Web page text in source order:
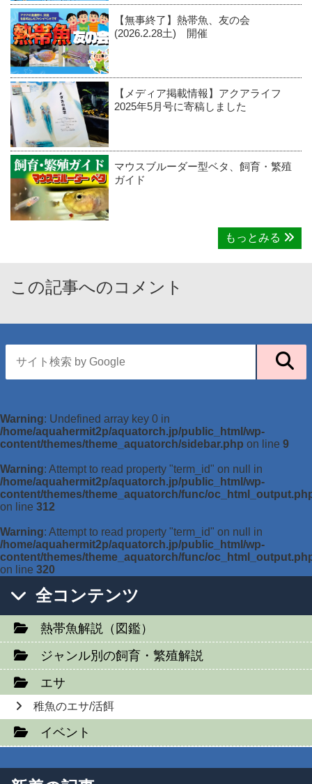
【無事終了】熱帯魚、友の会
(2026.2.28土) 開催
【メディア掲載情報】アクアライフ
2025年5月号に寄稿しました
マウスブルーダー型ベタ、飼育・繁殖
ガイド
もっとみる
この記事へのコメント
Warning: Undefined array key 0 in
/home/aquahermit2p/aquatorch.jp/public_html/wp-
content/themes/theme_aquatorch/sidebar.php on line 9
Warning: Attempt to read property "term_id" on null in
/home/aquahermit2p/aquatorch.jp/public_html/wp-
content/themes/theme_aquatorch/func/
on line 312
Warning: Attempt to read property "term_id" on null in
/home/aquahermit2p/aquatorch.jp/public_html/wp-
content/themes/theme_aquatorch/func/
on line 320
全コンテンツ
熱帯魚解説（図鑑）
ジャンル別の飼育・繁殖解説
エサ
稚魚のエサ/活餌
イベント